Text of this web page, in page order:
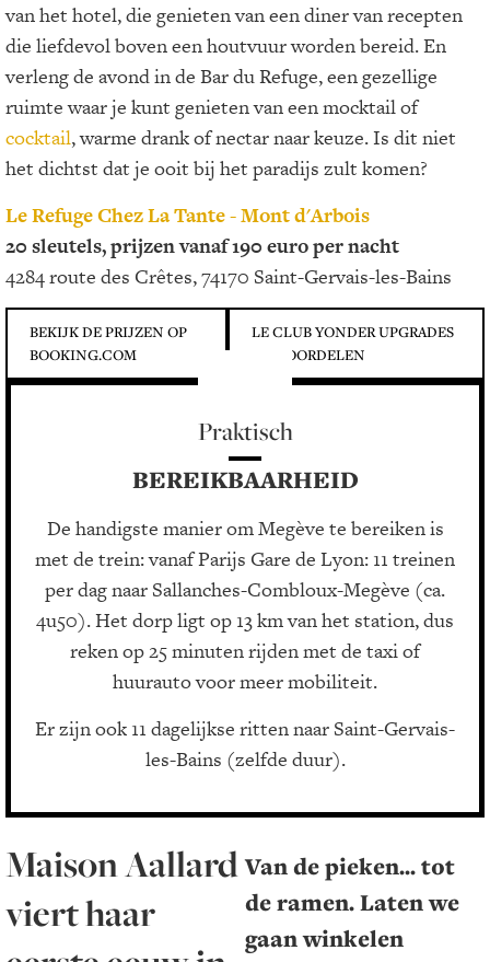
van het hotel, die genieten van een diner van recepten
die liefdevol boven een houtvuur worden bereid. En
verleng de avond in de Bar du Refuge, een gezellige
ruimte waar je kunt genieten van een mocktail of
cocktail, warme drank of nectar naar keuze. Is dit niet
het dichtst dat je ooit bij het paradijs zult komen?
Le Refuge Chez La Tante - Mont d'Arbois
20 sleutels, prijzen vanaf 190 euro per nacht
4284 route des Crêtes, 74170 Saint-Gervais-les-Bains
BEKIJK DE PRIJZEN OP
BOOKING.COM
LE CLUB YONDER UPGRADES
EN VOORDELEN
Praktisch
BEREIKBAARHEID
De handigste manier om Megève te bereiken is
met de trein: vanaf Parijs Gare de Lyon: 11 treinen
per dag naar Sallanches-Combloux-Megève (ca.
4u50). Het dorp ligt op 13 km van het station, dus
reken op 25 minuten rijden met de taxi of
huurauto voor meer mobiliteit.
Er zijn ook 11 dagelijkse ritten naar Saint-Gervais-
les-Bains (zelfde duur).
Van de pieken... tot
de ramen. Laten we
gaan winkelen
Maison Aallard
viert haar